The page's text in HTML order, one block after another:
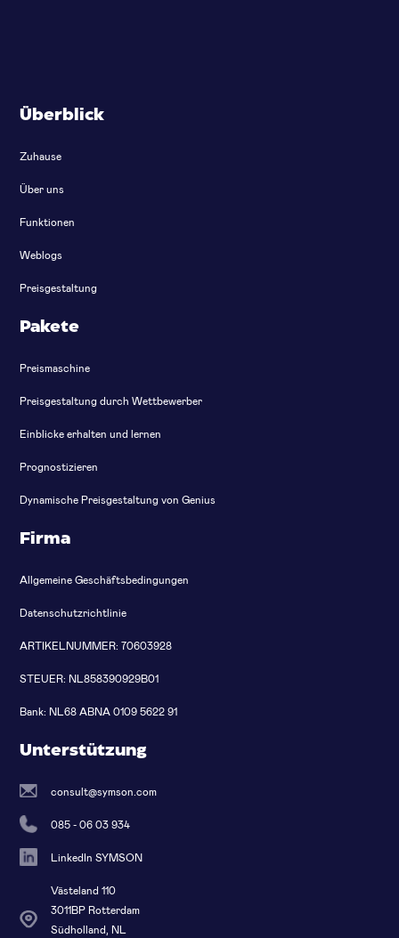
Überblick
Zuhause
Über uns
Funktionen
Weblogs
Preisgestaltung
Pakete
Preismaschine
Preisgestaltung durch Wettbewerber
Einblicke erhalten und lernen
Prognostizieren
Dynamische Preisgestaltung von Genius
Firma
Allgemeine Geschäftsbedingungen
Datenschutzrichtlinie
ARTIKELNUMMER: 70603928
STEUER: NL858390929B01
Bank: NL68 ABNA 0109 5622 91
Unterstützung
consult@symson.com
085 - 06 03 934
LinkedIn SYMSON
Västeland 110
3011BP Rotterdam
Südholland, NL